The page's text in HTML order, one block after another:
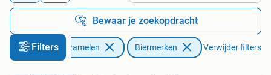
Bewaar je zoekopdracht
FiltersVerzamelen Biermerken Verwijder filters